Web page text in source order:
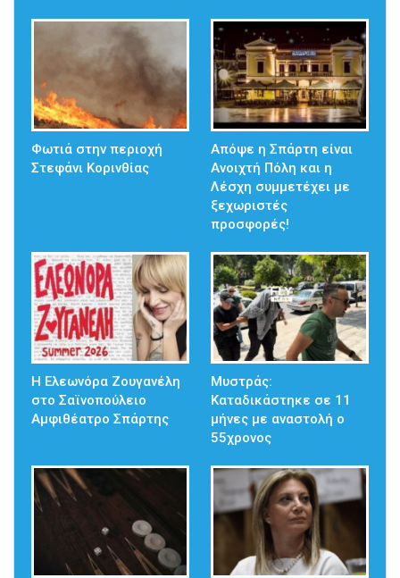
Φωτιά στην περιοχή
Στεφάνι Κορινθίας
Απόψε η Σπάρτη είναι
Ανοιχτή Πόλη και η
Λέσχη συμμετέχει με
ξεχωριστές
προσφορές!
Η Ελεωνόρα Ζουγανέλη
στο Σαϊνοπούλειο
Αμφιθέατρο Σπάρτης
Μυστράς:
Καταδικάστηκε σε 11
μήνες με αναστολή ο
55χρονος